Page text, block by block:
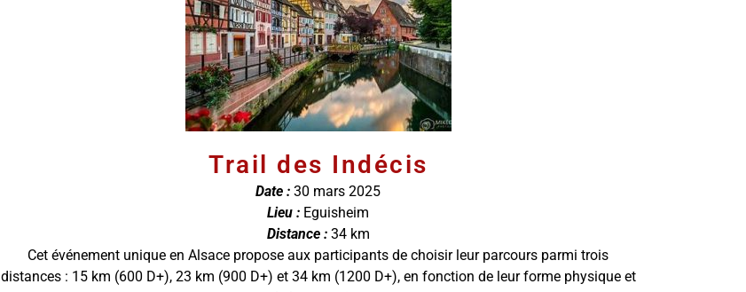
Trail des Indécis
Date : 30 mars 2025
Lieu : Eguisheim
Distance : 34 km
Cet événement unique en Alsace propose aux participants de choisir leur parcours parmi trois
distances : 15 km (600 D+), 23 km (900 D+) et 34 km (1200 D+), en fonction de leur forme physique et